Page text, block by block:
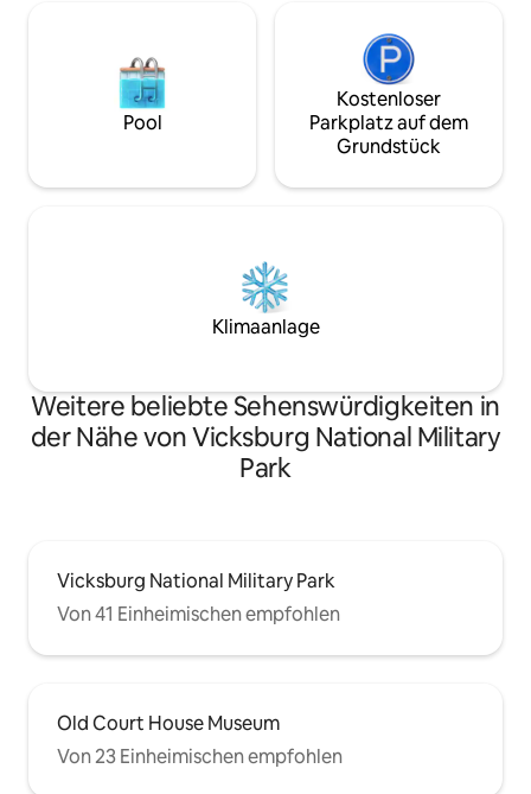
Pool
Kostenloser
Parkplatz auf dem
Grundstück
Klimaanlage
Weitere beliebte Sehenswürdigkeiten in
der Nähe von Vicksburg National Military
Park
Vicksburg National Military Park
Von 41 Einheimischen empfohlen
Old Court House Museum
Von 23 Einheimischen empfohlen